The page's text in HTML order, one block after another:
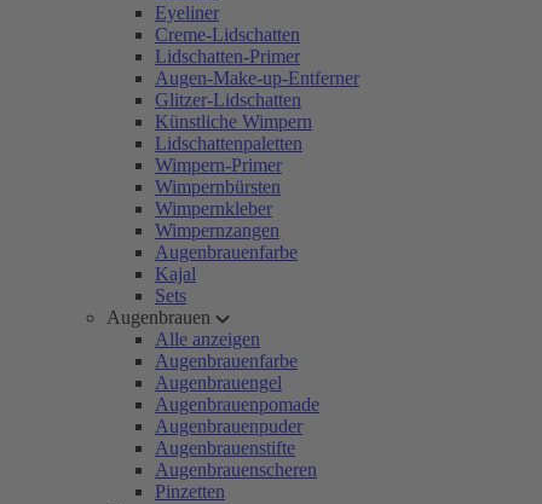
Eyeliner
Creme-Lidschatten
Lidschatten-Primer
Augen-Make-up-Entferner
Glitzer-Lidschatten
Künstliche Wimpern
Lidschattenpaletten
Wimpern-Primer
Wimpernbürsten
Wimpernkleber
Wimpernzangen
Augenbrauenfarbe
Kajal
Sets
Augenbrauen
Alle anzeigen
Augenbrauenfarbe
Augenbrauengel
Augenbrauenpomade
Augenbrauenpuder
Augenbrauenstifte
Augenbrauenscheren
Pinzetten